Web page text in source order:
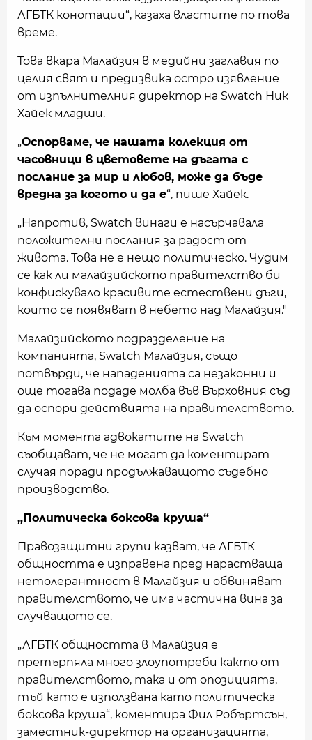
ЛГБТК конотации“, казаха властите по това
време.
Това вкара Малайзия в медийни заглавия по
целия свят и предизвика остро изявление
от изпълнителния директор на Swatch Ник
Хайек младши.
„Оспорваме, че нашата колекция от
часовници в цветовете на дъгата с
послание за мир и любов, може да бъде
вредна за когото и да е“, пише Хайек.
„Напротив, Swatch винаги е насърчавала
положителни послания за радост от
живота. Това не е нещо политическо. Чудим
се как ли малайзийското правителство би
конфискувало красивите естествени дъги,
които се появяват в небето над Малайзия."
Малайзийското подразделение на
компанията, Swatch Малайзия, също
потвърди, че нападенията са незаконни и
още тогава подаде молба във Върховния съд
да оспори действията на правителството.
Към момента адвокатите на Swatch
съобщават, че не могат да коментират
случая поради продължаващото съдебно
производство.
„Политическа боксова круша“
Правозащитни групи казват, че ЛГБТК
общността е изправена пред нарастваща
нетолерантност в Малайзия и обвиняват
правителството, че има частична вина за
случващото се.
„ЛГБТК общността в Малайзия е
претърпяла много злоупотреби както от
правителството, така и от опозицията,
тъй като е използвана като политическа
боксова круша“, коментира Фил Робъртсън,
заместник-директор на организацията,